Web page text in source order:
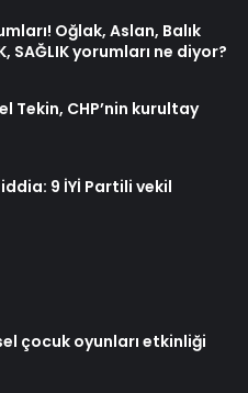
Oğlak, Aslan, Balık
SAĞLIK yorumları ne diyor?
Tekin, CHP’nin kurultay
9 İYİ Partili vekil
çocuk oyunları etkinliği